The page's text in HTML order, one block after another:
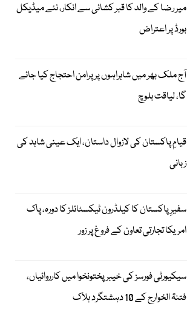
میر رضا کے والد کا قبر کشائی سے انکار، نئے میڈیکل
بورڈ پر اعتراض
آج ملک بھر میں شاہراہوں پر پرامن احتجاج کیا جائے
گا، لیاقت بلوچ
قیامِ پاکستان کی لازوال داستان، ایک عینی شاہد کی
زبانی
سفیرِ پاکستان کا کیلڈرون ٹیکسٹائلز کا دورہ، پاک
امریکا تجارتی تعاون کے فروغ پر زور
سیکیورٹی فورسز کی خیبر پختونخوا میں کارروائیاں،
فتنۃ الخوارج کے 10 دہشتگرد ہلاک